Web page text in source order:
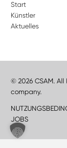
Start
Künstler
Aktuelles
© 2026 CSAM. All
company.
JOBS